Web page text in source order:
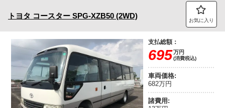
トヨタ コースター SPG-XZB50 (2WD) お気に入り
支払総額：
695万円
(消費税込)
車両価格:
682万円
諸費用: